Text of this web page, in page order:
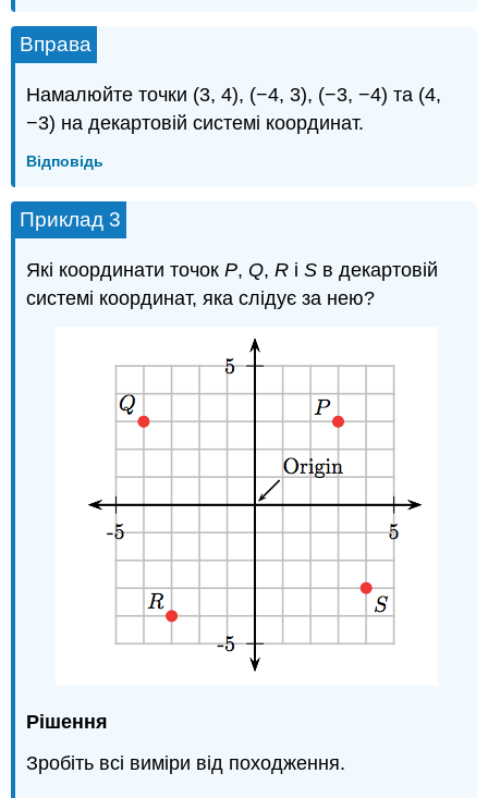
Вправа
Намалюйте точки (3, 4), (−4, 3), (−3, −4) та (4,
−3) на декартовій системі координат.
Відповідь
Приклад 3
Які координати точокP, Q,R іS в декартовій
системі координат, яка слідує за нею?
Рішення
Зробіть всі виміри від походження.